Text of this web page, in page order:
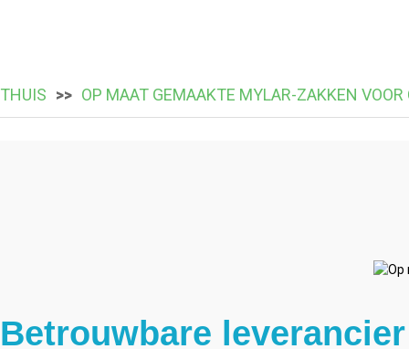
THUIS OP MAAT GEMAAKTE MYLAR-ZAKKEN
Betrouwbare